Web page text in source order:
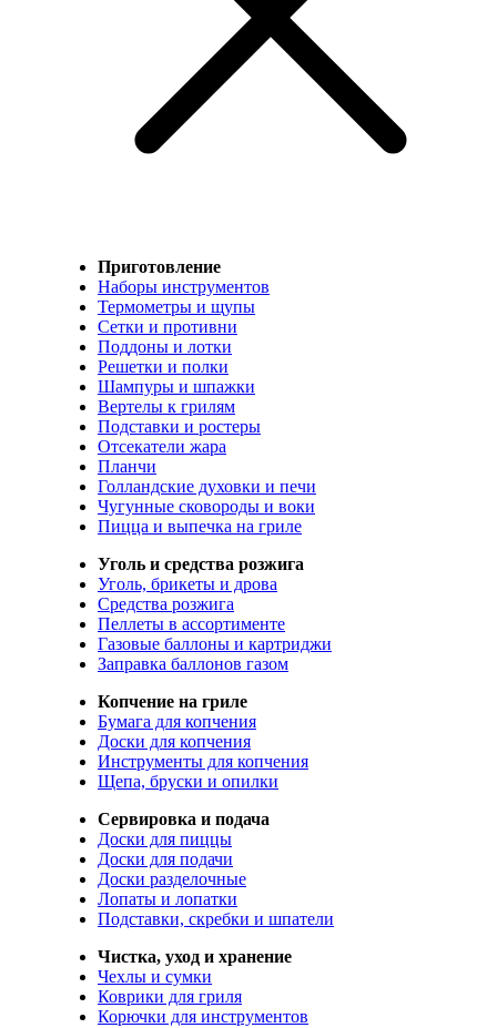
Приготовление
Наборы инструментов
Термометры и щупы
Сетки и противни
Поддоны и лотки
Решетки и полки
Шампуры и шпажки
Вертелы к грилям
Подставки и ростеры
Отсекатели жара
Планчи
Голландские духовки и печи
Чугунные сковороды и воки
Пицца и выпечка на гриле
Уголь и средства розжига
Уголь, брикеты и дрова
Средства розжига
Пеллеты в ассортименте
Газовые баллоны и картриджи
Заправка баллонов газом
Копчение на гриле
Бумага для копчения
Доски для копчения
Инструменты для копчения
Щепа, бруски и опилки
Сервировка и подача
Доски для пиццы
Доски для подачи
Доски разделочные
Лопаты и лопатки
Подставки, скребки и шпатели
Чистка, уход и хранение
Чехлы и сумки
Коврики для гриля
Корючки для инструментов